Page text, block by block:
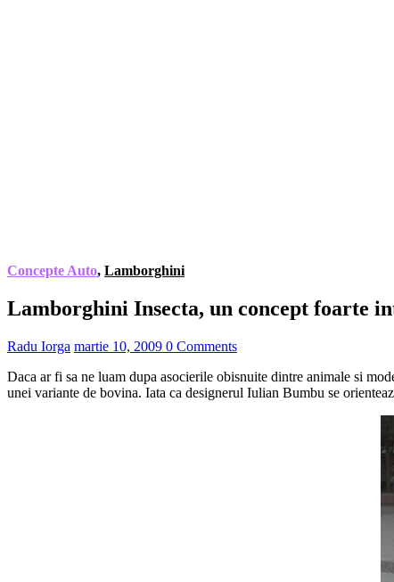
Concepte Auto, Lamborghini
Lamborghini Insecta, un concept foarte
Radu Iorga martie 10, 2009 0 Comments
Daca ar fi sa ne luam dupa asocierile obisnuite dintre animale si
unei variante de bovina. Iata ca designerul Iulian Bumbu se